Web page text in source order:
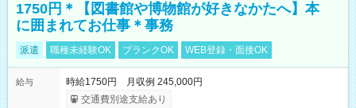
1750円＊【図書館や博物館が好きなかたへ】本
に囲まれてお仕事＊事務
派遣 職種未経験OK ブランクOK WEB登録・面接OK
給与
時給1750円 月収例 245,000円
交通費別途支給あり